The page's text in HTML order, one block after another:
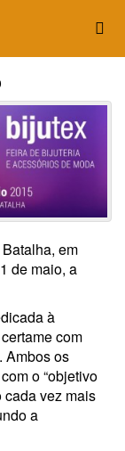
em
de maio, a
à
com
Ambos os
o “objetivo
cada vez mais
a